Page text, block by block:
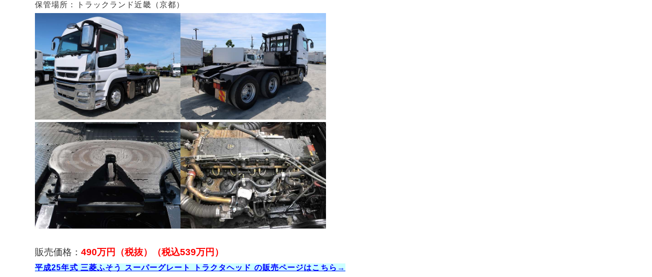
保管場所：トラックランド近畿（京都）
販売価格： 490万円（税抜）（税込539万円）
平成25年式 三菱ふそう スーパーグレート トラクタヘッド の販売ページはこちら→